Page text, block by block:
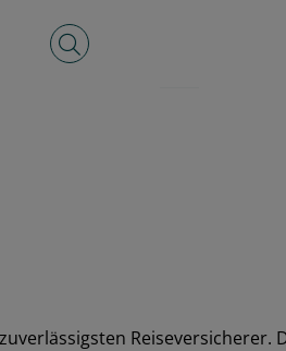
Volltextsuche
Reiseversicherer.